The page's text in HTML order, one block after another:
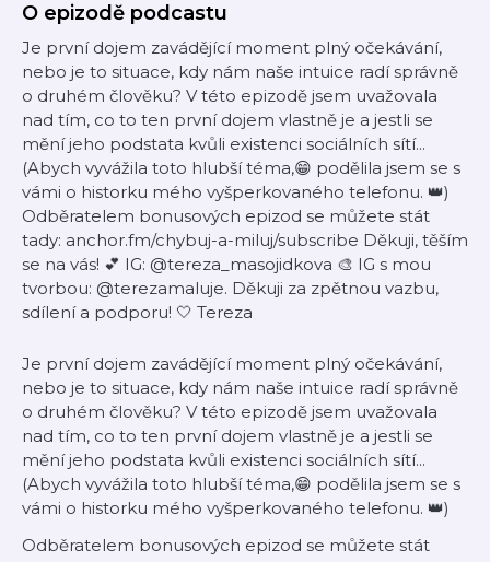
O epizodě podcastu
Je první dojem zavádějící moment plný očekávání,
nebo je to situace, kdy nám naše intuice radí správně
o druhém člověku? V této epizodě jsem uvažovala
nad tím, co to ten první dojem vlastně je a jestli se
mění jeho podstata kvůli existenci sociálních sítí...
(Abych vyvážila toto hlubší téma,😁 podělila jsem se s
vámi o historku mého vyšperkovaného telefonu. 👑)
Odběratelem bonusových epizod se můžete stát
tady: anchor.fm/chybuj-a-miluj/subscribe Děkuji, těším
se na vás! 💕 IG: @tereza_masojidkova 🎨 IG s mou
tvorbou: @terezamaluje. Děkuji za zpětnou vazbu,
sdílení a podporu! 🤍 Tereza
Je první dojem zavádějící moment plný očekávání,
nebo je to situace, kdy nám naše intuice radí správně
o druhém člověku? V této epizodě jsem uvažovala
nad tím, co to ten první dojem vlastně je a jestli se
mění jeho podstata kvůli existenci sociálních sítí...
(Abych vyvážila toto hlubší téma,😁 podělila jsem se s
vámi o historku mého vyšperkovaného telefonu. 👑)
Odběratelem bonusových epizod se můžete stát